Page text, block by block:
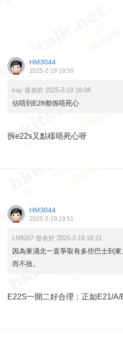
HM3044
2025-2-19 19:50
kay 發表於 2025-2-19 18:08
估唔到E28都係唔死心
拆e22s又點樣唔死心呀
HM3044
2025-2-19 19:51
LN9267 發表於 2025-2-19 18:21
因為東涌北一直爭取有多些巴士到
而不捨。
E22S一開二好合理；正如E21/